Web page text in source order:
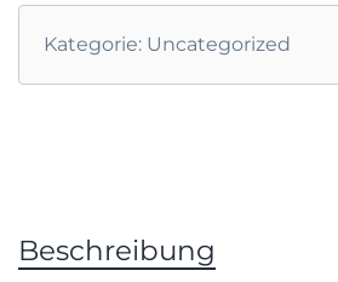
Kategorie: Uncategorized
Beschreibung